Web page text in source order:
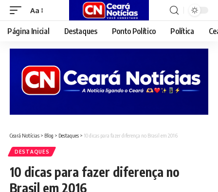
Font
Resizer
Aa
Página Inicial Destaques Ponto Político Política
Ceará Notícias > Blog > Destaques > 10 dicas para fazer diferença no Brasil em 2016
DESTAQUES
10 dicas para fazer diferença no
Brasil em 2016